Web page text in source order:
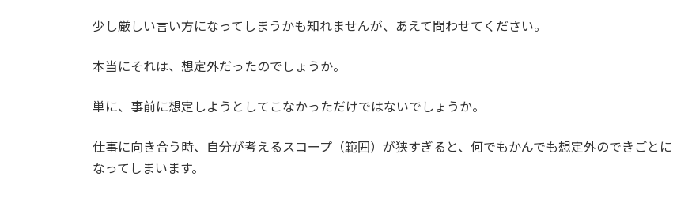
少し厳しい言い方になってしまうかも知れませんが、あえて問わせてください。
本当にそれは、想定外だったのでしょうか。
単に、事前に想定しようとしてこなかっただけではないでしょうか。
仕事に向き合う時、自分が考えるスコープ（範囲）が狭すぎると、何でもかんでも想定外のできごとに
なってしまいます。